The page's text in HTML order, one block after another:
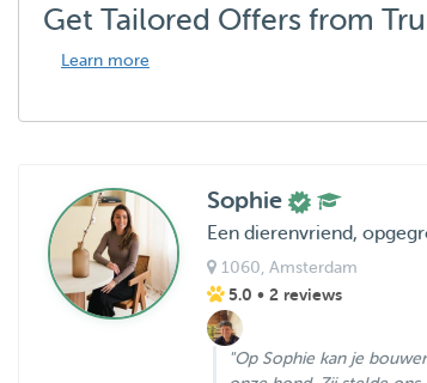
Get Tailored Offers from
Learn more
Sophie
Een dierenvriend,
1060 , Amsterdam
5.0 • 2 reviews
"Op Sophie kan je